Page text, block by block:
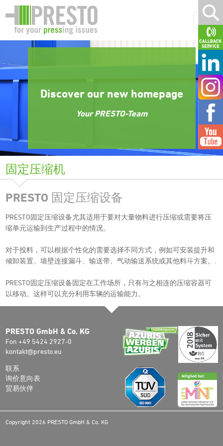
Discover our new homepage
Your PRESTO-Team
固定压缩机
PRESTO 固定压缩设备
PRESTO固定压缩设备尤其适用于要对大量物料进行压缩或需要将压
缩单元运输到生产过程中的情况。
对于投料，可以根据个性化的需要选择不同方式，例如可安装提升和
倾卸装置、墙壁连接漏斗、输送带、气动输送系统或其他料斗方案。.
PRESTO固定压缩设备固定在工作场所，只有与之相连的压缩容器可
以移动。这样可以充分利用车辆的运输能力。
PRESTO GmbH & Co. KG
Fon +49 5424 2927-0
kontakt@presto.eu
联系
询价意向表
贸易伙伴
Copyright 2026 PRESTO GmbH & Co. KG